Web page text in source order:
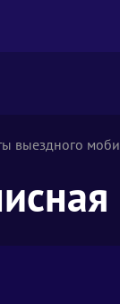
выездного